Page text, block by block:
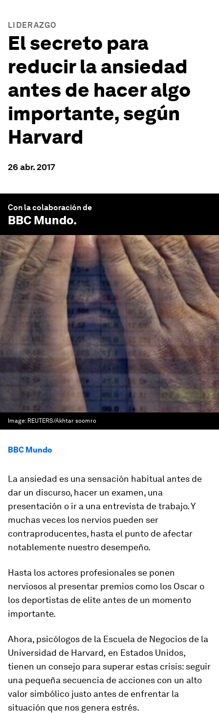
LIDERAZGO
El secreto para
reducir la ansiedad
antes de hacer algo
importante, según
Harvard
26 abr. 2017
Con la colaboración de
BBC Mundo.
Image: REUTERS/Akhtar soomro
BBC Mundo
La ansiedad es una sensación habitual antes de
dar un discurso, hacer un examen, una
presentación o ir a una entrevista de trabajo. Y
muchas veces los nervios pueden ser
contraproducentes, hasta el punto de afectar
notablemente nuestro desempeño.
Hasta los actores profesionales se ponen
nerviosos al presentar premios como los Oscar o
los deportistas de elite antes de un momento
importante.
Ahora, psicólogos de la Escuela de Negocios de la
Universidad de Harvard, en Estados Unidos,
tienen un consejo para superar estas crisis: seguir
una pequeña secuencia de acciones con un alto
valor simbólico justo antes de enfrentar la
situación que nos genera estrés.